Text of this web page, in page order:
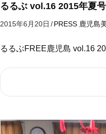
るるぶ vol.16 2015年夏
2015年6月20日 /PRESS 鹿児島
るるぶFREE鹿児島 vol.16